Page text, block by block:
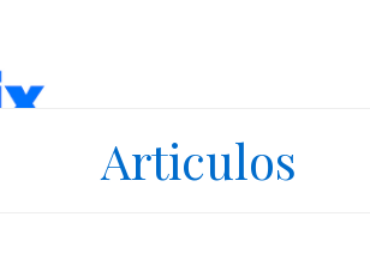
Articulos